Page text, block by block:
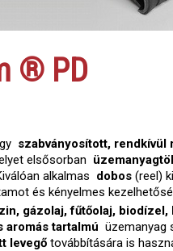
® PD
szabványosított, rendkívül
elsősorban
alkalmas dobos (reel)
és kényelmes
gázolaj, fűtőolaj, biodízel,
aromás tartalmú üzemanyag
levegő továbbítására is